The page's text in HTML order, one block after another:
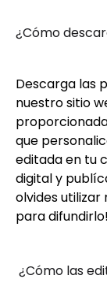
¿Cómo
Descarga las
nuestro sitio
que
editada en tu
digital y
olvides utilizar
para difundirlo!
¿Cómo las